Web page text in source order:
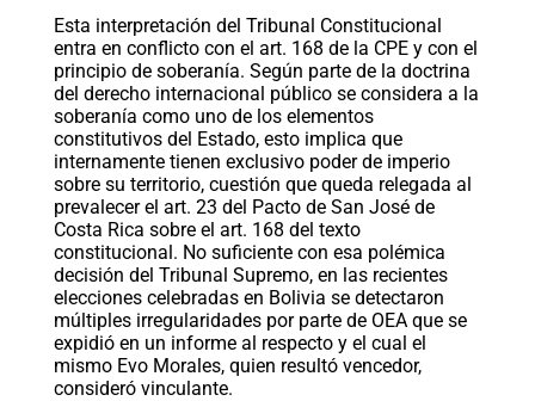
Esta interpretación del Tribunal Constitucional
entra en conflicto con el art. 168 de la CPE y con el
principio de soberanía. Según parte de la doctrina
del derecho internacional público se considera a la
soberanía como uno de los elementos
constitutivos del Estado, esto implica que
internamente tienen exclusivo poder de imperio
sobre su territorio, cuestión que queda relegada al
prevalecer el art. 23 del Pacto de San José de
Costa Rica sobre el art. 168 del texto
constitucional. No suficiente con esa polémica
decisión del Tribunal Supremo, en las recientes
elecciones celebradas en Bolivia se detectaron
múltiples irregularidades por parte de OEA que se
expidió en un informe al respecto y el cual el
mismo Evo Morales, quien resultó vencedor,
consideró vinculante.